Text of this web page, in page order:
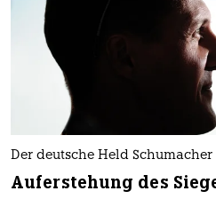
Der deutsche Held Schumacher
Auferstehung des